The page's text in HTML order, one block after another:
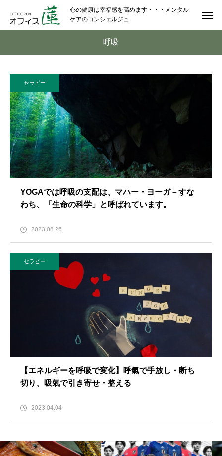
心の健康は幸福感を高めます・・・メンタル
ケアのコンシェルジュ
呼吸
セラピー
YOGAでは呼吸の支配は、マハー・ヨーガ－すな
わち、「生命の科学」と呼ばれています。
2023.08.26
セラピー
【エネルギーを呼吸で変化】呼氣で手放し・断ち
切り、吸氣で引き寄せ・整える
2023.04.04